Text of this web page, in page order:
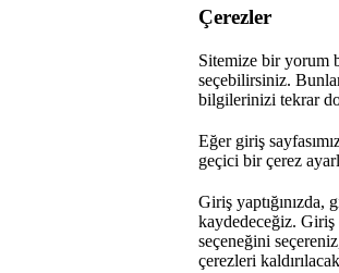
Çerezler
Sitemize bir yorum
seçebilirsiniz.
bilgilerinizi tekrar
Eğer giriş
geçici bir çerez
Giriş
kaydedeceğiz. Giriş
seçeneğini
çerezleri